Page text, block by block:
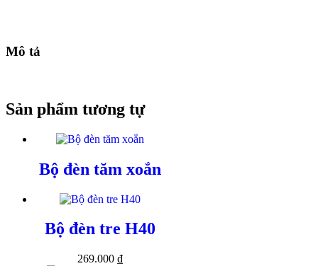
Mô tả
Sản phẩm tương tự
Bộ đèn tăm xoắn
Bộ đèn tre H40
269.000 ₫